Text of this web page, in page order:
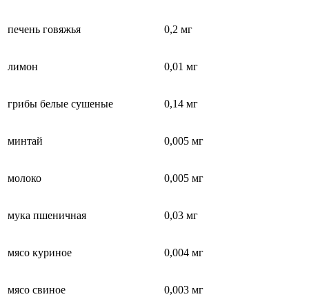
печень говяжья 0,2 мг
лимон 0,01 мг
грибы белые сушеные 0,14 мг
минтай 0,005 мг
молоко 0,005 мг
мука пшеничная 0,03 мг
мясо куриное 0,004 мг
мясо свиное 0,003 мг